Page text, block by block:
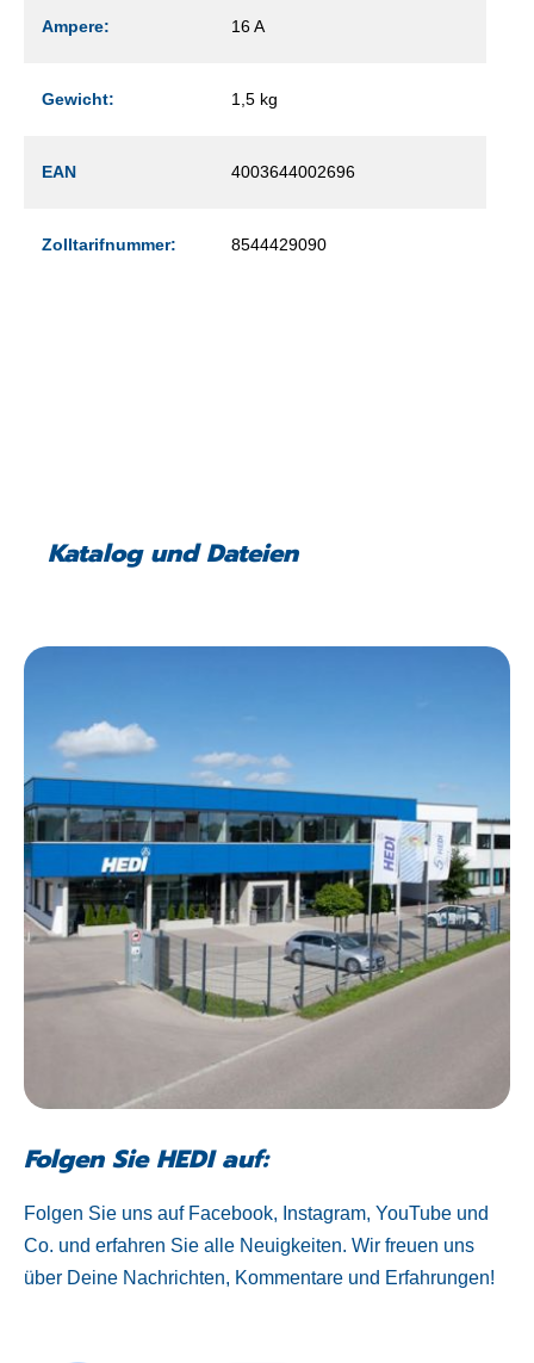
Ampere: 16 A
Gewicht: 1,5 kg
EAN 4003644002696
Zolltarifnummer: 8544429090
Katalog und Dateien
Folgen Sie HEDI auf:
Folgen Sie uns auf Facebook, Instagram, YouTube und
Co. und erfahren Sie alle Neuigkeiten. Wir freuen uns
über Deine Nachrichten, Kommentare und Erfahrungen!